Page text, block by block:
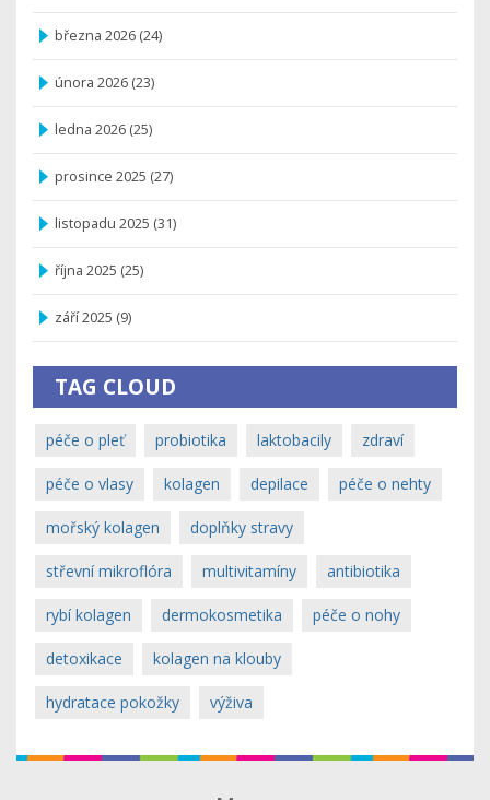
března 2026 (24)
února 2026 (23)
ledna 2026 (25)
prosince 2025 (27)
listopadu 2025 (31)
října 2025 (25)
září 2025 (9)
TAG CLOUD
péče o pleť probiotika laktobacily zdraví
péče o vlasy kolagen depilace péče o nehty
mořský kolagen doplňky stravy
střevní mikroflóra multivitamíny antibiotika
rybí kolagen dermokosmetika péče o nohy
detoxikace kolagen na klouby
hydratace pokožky výživa